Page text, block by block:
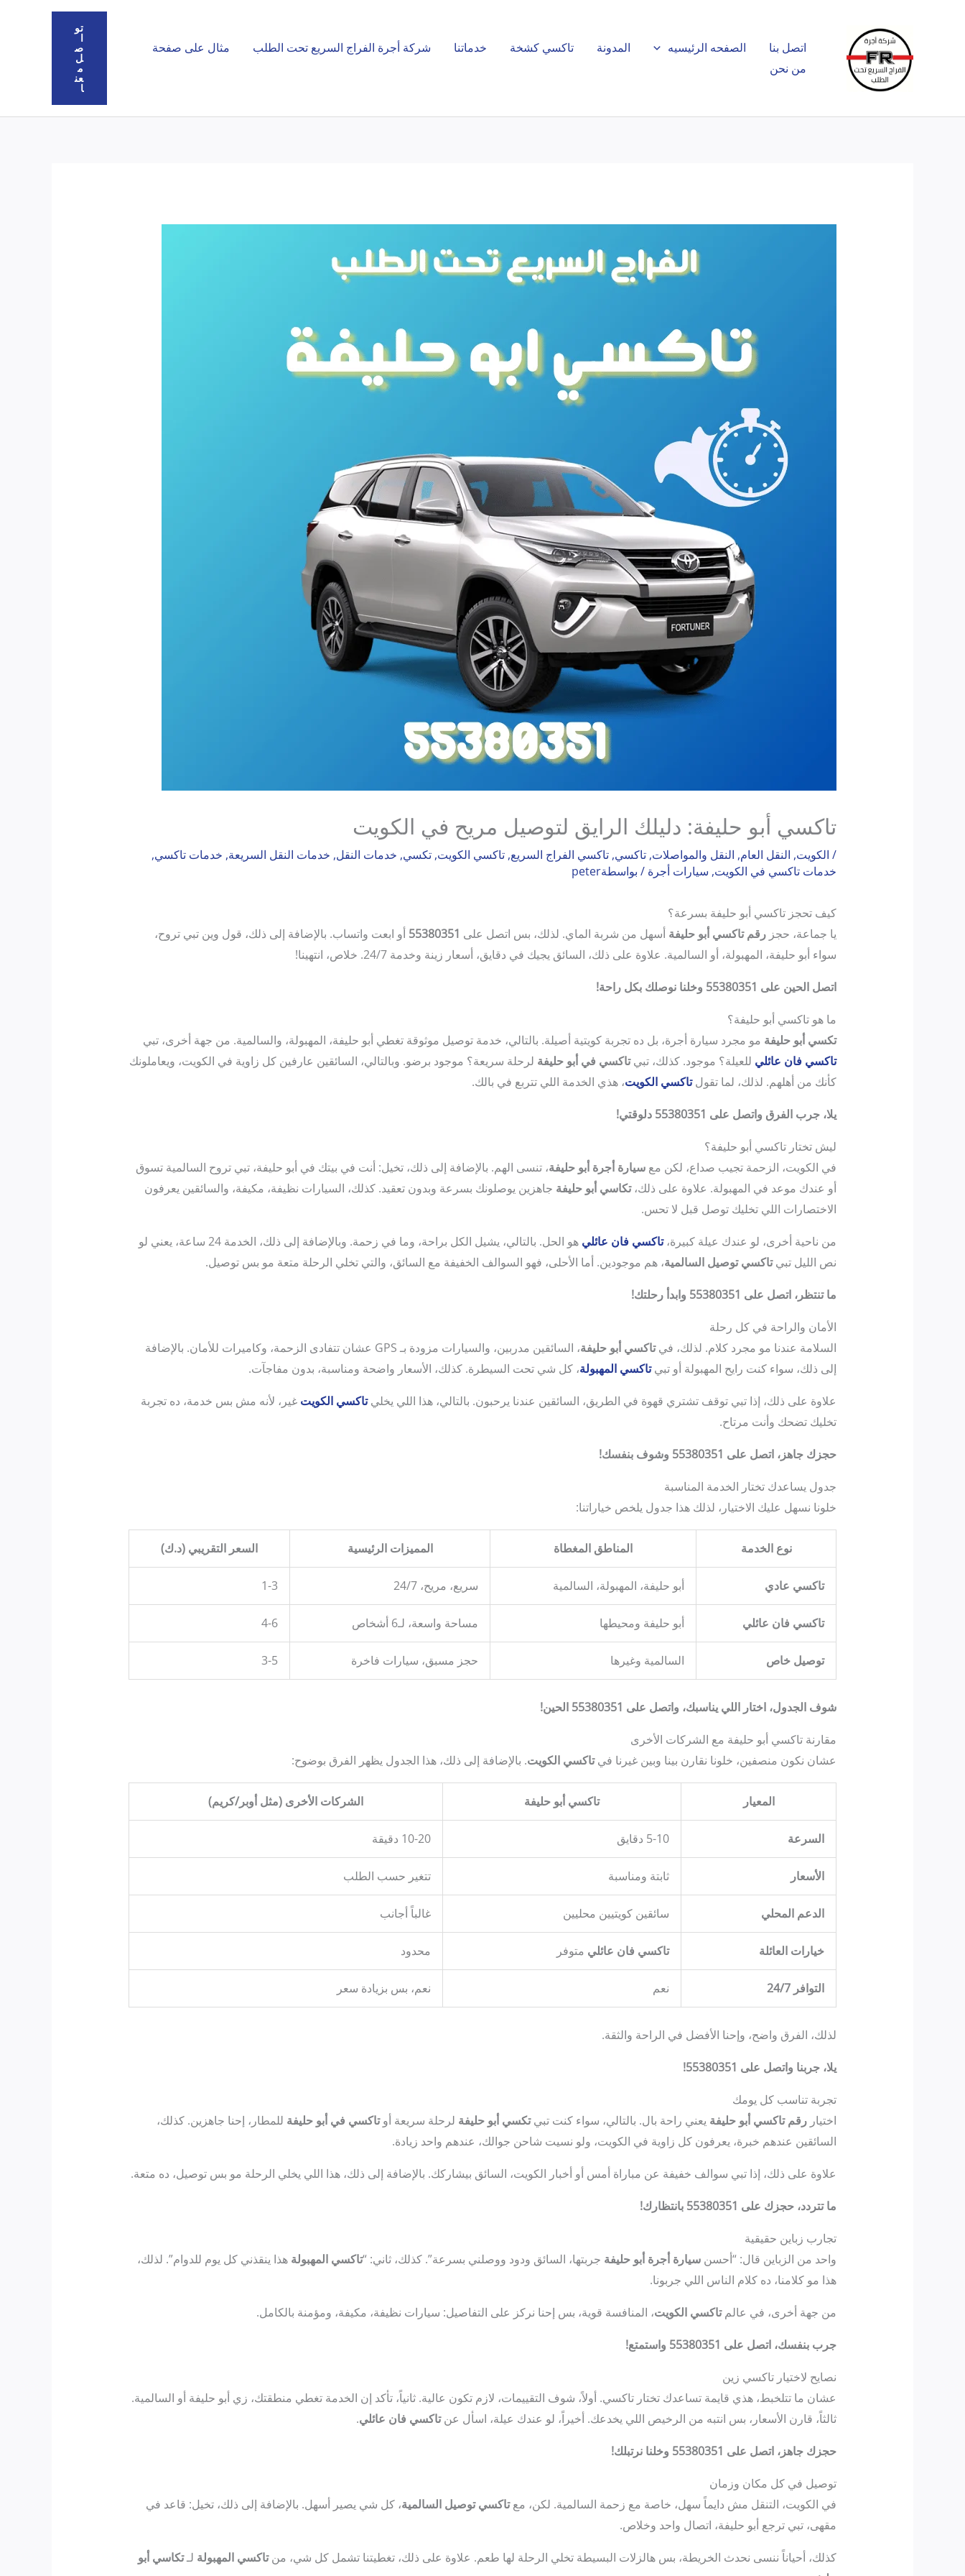
اتصل بنا الصفحه الرئيسيه المدونة تاكسي كشخة خدماتنا شركة أجرة الفراج السريع تحت الطلب
مثال على صفحة
من نحن
تو
ا
ص
ل
م
عن
ا
تاكسي أبو حليفة: دليلك الرايق لتوصيل مريح في الكويت
/ الكويت, النقل العام, النقل والمواصلات, تاكسي, تاكسي الفراج السريع, تاكسي الكويت, تكسي, خدمات النقل, خدمات النقل السريعة, خدمات تاكسي,
خدمات تاكسي في الكويت, سيارات أجرة / بواسطةpeter
كيف تحجز تاكسي أبو حليفة بسرعة؟
يا جماعة، حجز رقم تاكسي أبو حليفة أسهل من شربة الماي. لذلك، بس اتصل على 55380351 أو ابعت واتساب. بالإضافة إلى ذلك، قول وين تبي تروح،
سواء أبو حليفة، المهبولة، أو السالمية. علاوة على ذلك، السائق يجيك في دقايق، أسعار زينة وخدمة 24/7. خلاص، انتهينا!
اتصل الحين على 55380351 وخلنا نوصلك بكل راحة!
ما هو تاكسي أبو حليفة؟
تكسي أبو حليفة مو مجرد سيارة أجرة، بل ده تجربة كويتية أصيلة. بالتالي، خدمة توصيل موثوقة تغطي أبو حليفة، المهبولة، والسالمية. من جهة أخرى، تبي
تاكسي فان عائلي للعيلة؟ موجود. كذلك، تبيتاكسي في أبو حليفة لرحلة سريعة؟ موجود برضو. وبالتالي، السائقين عارفين كل زاوية في الكويت، ويعاملونك
كأنك من أهلهم. لذلك، لما تقولتاكسي الكويت، هذي الخدمة اللي تتربع في بالك.
يلا، جرب الفرق واتصل على 55380351 دلوقتي!
ليش تختار تاكسي أبو حليفة؟
في الكويت، الزحمة تجيب صداع، لكن مع سيارة أجرة أبو حليفة، تنسى الهم. بالإضافة إلى ذلك، تخيل: أنت في بيتك في أبو حليفة، تبي تروح السالمية تسوق
أو عندك موعد في المهبولة. علاوة على ذلك،تكاسي أبو حليفة جاهزين يوصلونك بسرعة وبدون تعقيد. كذلك، السيارات نظيفة، مكيفة، والسائقين يعرفون
الاختصارات اللي تخليك توصل قبل لا تحس.
من ناحية أخرى، لو عندك عيلة كبيرة،تاكسي فان عائلي
هو الحل. بالتالي، يشيل الكل براحة، وما في زحمة. وبالإضافة إلى ذلك، الخدمة 24 ساعة، يعني لو
نص الليل تبيتاكسي توصيل السالمية، هم موجودين. أما الأحلى، فهو السوالف الخفيفة مع السائق، والتي تخلي الرحلة متعة مو بس توصيل.
ما تنتظر، اتصل على 55380351 وابدأ رحلتك!
الأمان والراحة في كل رحلة
السلامة عندنا مو مجرد كلام. لذلك، فيتاكسي أبو حليفة
، السائقين مدربين، والسيارات مزودة بـ GPS عشان تتفادى الزحمة، وكاميرات للأمان. بالإضافة
إلى ذلك، سواء كنت رايح المهبولة أو تبيتاكسي المهبولة، كل شي تحت السيطرة. كذلك، الأسعار واضحة ومناسبة، بدون مفاجآت.
علاوة على ذلك، إذا تبي توقف تشتري قهوة في الطريق، السائقين عندنا يرحبون. بالتالي، هذا اللي يخليتاكسي الكويت غير، لأنه مش بس خدمة، ده تجربة
تخليك تضحك وأنت مرتاح.
حجزك جاهز، اتصل على 55380351 وشوف بنفسك!
جدول يساعدك تختار الخدمة المناسبة
خلونا نسهل عليك الاختيار، لذلك هذا جدول يلخص خياراتنا:
نوع الخدمة المناطق المغطاة المميزات الرئيسية السعر التقريبي (د.ك)
تاكسي عادي أبو حليفة، المهبولة، السالمية سريع، مريح، 24/7 1-3
تاكسي فان عائلي أبو حليفة ومحيطها مساحة واسعة، لـ6 أشخاص 4-6
توصيل خاص السالمية وغيرها حجز مسبق، سيارات فاخرة 3-5
شوف الجدول، اختار اللي يناسبك، واتصل على 55380351 الحين!
مقارنة تاكسي أبو حليفة مع الشركات الأخرى
عشان نكون منصفين، خلونا نقارن بينا وبين غيرنا فيتاكسي الكويت. بالإضافة إلى ذلك، هذا الجدول يظهر الفرق بوضوح:
المعيار تاكسي أبو حليفة الشركات الأخرى (مثل أوبر/كريم)
السرعة 5-10 دقايق 10-20 دقيقة
الأسعار ثابتة ومناسبة تتغير حسب الطلب
الدعم المحلي سائقين كويتيين محليين غالباً أجانب
خيارات العائلة تاكسي فان عائلي متوفر محدود
التوافر 24/7 نعم نعم، بس بزيادة سعر
لذلك، الفرق واضح، وإحنا الأفضل في الراحة والثقة.
يلا، جربنا واتصل على 55380351!
تجربة تناسب كل يومك
اختيار رقم تاكسي أبو حليفة يعني راحة بال. بالتالي، سواء كنت تبيتكسي أبو حليفة لرحلة سريعة أوتاكسي في أبو حليفة للمطار، إحنا جاهزين. كذلك،
السائقين عندهم خبرة، يعرفون كل زاوية في الكويت، ولو نسيت شاحن جوالك، عندهم واحد زيادة.
علاوة على ذلك، إذا تبي سوالف خفيفة عن مباراة أمس أو أخبار الكويت، السائق بيشاركك. بالإضافة إلى ذلك، هذا اللي يخلي الرحلة مو بس توصيل، ده متعة.
ما تتردد، حجزك على 55380351 بانتظارك!
تجارب زباين حقيقية
واحد من الزباين قال: “أحسن سيارة أجرة أبو حليفة جربتها، السائق ودود ووصلني بسرعة”. كذلك، ثاني: “تاكسي المهبولة هذا ينقذني كل يوم للدوام”. لذلك،
هذا مو كلامنا، ده كلام الناس اللي جربونا.
من جهة أخرى، في عالمتاكسي الكويت، المنافسة قوية، بس إحنا نركز على التفاصيل: سيارات نظيفة، مكيفة، ومؤمنة بالكامل.
جرب بنفسك، اتصل على 55380351 واستمتع!
نصايح لاختيار تاكسي زين
عشان ما تتلخبط، هذي قايمة تساعدك تختار تاكسي. أولاً، شوف التقييمات، لازم تكون عالية. ثانياً، تأكد إن الخدمة تغطي منطقتك، زي أبو حليفة أو السالمية.
ثالثاً، قارن الأسعار، بس انتبه من الرخيص اللي يخدعك. أخيراً، لو عندك عيلة، اسأل عنتاكسي فان عائلي.
حجزك جاهز، اتصل على 55380351 وخلنا نرتبلك!
توصيل في كل مكان وزمان
في الكويت، التنقل مش دايماً سهل، خاصة مع زحمة السالمية. لكن، معتاكسي توصيل السالمية، كل شي يصير أسهل. بالإضافة إلى ذلك، تخيل: قاعد في
مقهى، تبي ترجع أبو حليفة، اتصال واحد وخلاص.
كذلك، أحياناً ننسى نحدث الخريطة، بس هالزلات البسيطة تخلي الرحلة لها طعم. علاوة على ذلك، تغطيتنا تشمل كل شي، منتاكسي المهبولة لـتكاسي أبو